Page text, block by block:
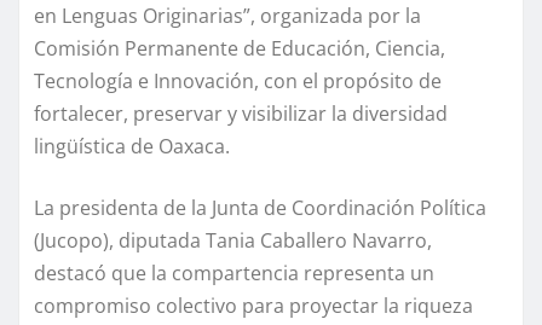
en Lenguas Originarias”, organizada por la
Comisión Permanente de Educación, Ciencia,
Tecnología e Innovación, con el propósito de
fortalecer, preservar y visibilizar la diversidad
lingüística de Oaxaca.
La presidenta de la Junta de Coordinación Política
(Jucopo), diputada Tania Caballero Navarro,
destacó que la compartencia representa un
compromiso colectivo para proyectar la riqueza